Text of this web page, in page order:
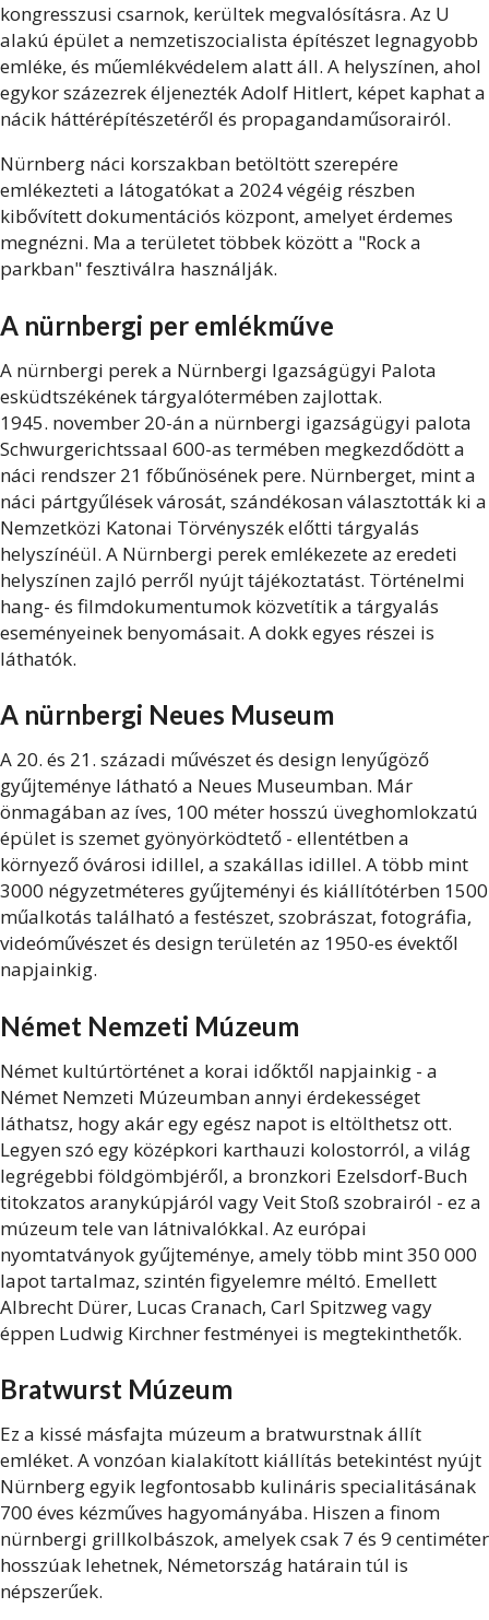
kongresszusi csarnok, kerültek megvalósításra. Az U
alakú épület a nemzetiszocialista építészet legnagyobb
emléke, és műemlékvédelem alatt áll. A helyszínen, ahol
egykor százezrek éljenezték Adolf Hitlert, képet kaphat a
nácik háttérépítészetéről és propagandaműsorairól.
Nürnberg náci korszakban betöltött szerepére
emlékezteti a látogatókat a 2024 végéig részben
kibővített dokumentációs központ, amelyet érdemes
megnézni. Ma a területet többek között a "Rock a
parkban" fesztiválra használják.
A nürnbergi per emlékműve
A nürnbergi perek a Nürnbergi Igazságügyi Palota
esküdtszékének tárgyalótermében zajlottak.
1945. november 20-án a nürnbergi igazságügyi palota
Schwurgerichtssaal 600-as termében megkezdődött a
náci rendszer 21 főbűnösének pere. Nürnberget, mint a
náci pártgyűlések városát, szándékosan választották ki a
Nemzetközi Katonai Törvényszék előtti tárgyalás
helyszínéül. A Nürnbergi perek emlékezete az eredeti
helyszínen zajló perről nyújt tájékoztatást. Történelmi
hang- és filmdokumentumok közvetítik a tárgyalás
eseményeinek benyomásait. A dokk egyes részei is
láthatók.
A nürnbergi Neues Museum
A 20. és 21. századi művészet és design lenyűgöző
gyűjteménye látható a Neues Museumban. Már
önmagában az íves, 100 méter hosszú üveghomlokzatú
épület is szemet gyönyörködtető - ellentétben a
környező óvárosi idillel, a szakállas idillel. A több mint
3000 négyzetméteres gyűjteményi és kiállítótérben 1500
műalkotás található a festészet, szobrászat, fotográfia,
videóművészet és design területén az 1950-es évektől
napjainkig.
Német Nemzeti Múzeum
Német kultúrtörténet a korai időktől napjainkig - a
Német Nemzeti Múzeumban annyi érdekességet
láthatsz, hogy akár egy egész napot is eltölthetsz ott.
Legyen szó egy középkori karthauzi kolostorról, a világ
legrégebbi földgömbjéről, a bronzkori Ezelsdorf-Buch
titokzatos aranykúpjáról vagy Veit Stoß szobrairól - ez a
múzeum tele van látnivalókkal. Az európai
nyomtatványok gyűjteménye, amely több mint 350 000
lapot tartalmaz, szintén figyelemre méltó. Emellett
Albrecht Dürer, Lucas Cranach, Carl Spitzweg vagy
éppen Ludwig Kirchner festményei is megtekinthetők.
Bratwurst Múzeum
Ez a kissé másfajta múzeum a bratwurstnak állít
emléket. A vonzóan kialakított kiállítás betekintést nyújt
Nürnberg egyik legfontosabb kulináris specialitásának
700 éves kézműves hagyományába. Hiszen a finom
nürnbergi grillkolbászok, amelyek csak 7 és 9 centiméter
hosszúak lehetnek, Németország határain túl is
népszerűek.